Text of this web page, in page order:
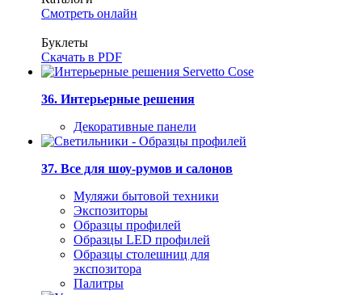
Смотреть онлайн
Буклеты
Скачать в PDF
36. Интерьерные решения
Декоративные панели
37. Все для шоу-румов и салонов
Муляжи бытовой техники
Экспозиторы
Образцы профилей
Образцы LED профилей
Образцы столешниц для
экспозитора
Палитры